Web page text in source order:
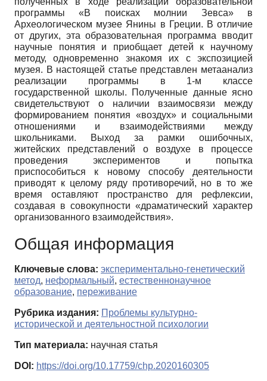
программы «В поисках молнии Зевса» в
Археологическом музее Янины в Греции. В отличие
от других, эта образовательная программа вводит
научные понятия и приобщает детей к научному
методу, одновременно знакомя их с экспозицией
музея. В настоящей статье представлен метаанализ
реализации программы в 1-м классе
государственной школы. Полученные данные ясно
свидетельствуют о наличии взаимосвязи между
формированием понятия «воздух» и социальными
отношениями и взаимодействиями между
школьниками. Выход за рамки ошибочных,
житейских представлений о воздухе в процессе
проведения экспериментов и попытка
приспособиться к новому способу деятельности
приводят к целому ряду противоречий, но в то же
время оставляют пространство для рефлексии,
создавая в совокупности «драматический характер
организованного взаимодействия».
Общая информация
Ключевые слова: экспериментально-генетический
метод, неформальный, естественнонаучное
образование, переживание
Рубрика издания: Проблемы культурно-
исторической и деятельностной психологии
Тип материала: научная статья
DOI: https://doi.org/10.17759/chp.2020160305